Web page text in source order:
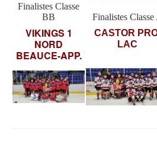
Finalistes Classe
BB
VIKINGS 1
NORD
BEAUCE-APP.
Finalistes Classe
CASTOR
LAC